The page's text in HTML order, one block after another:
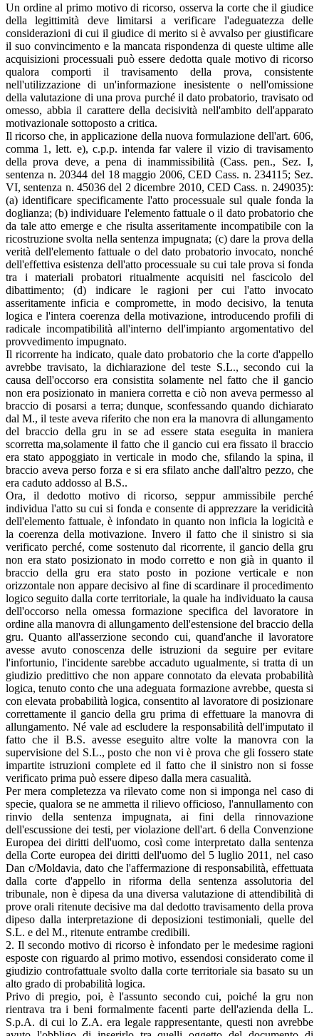
Un ordine al primo motivo di ricorso, osserva la corte che il giudice
della legittimità deve limitarsi a verificare l'adeguatezza delle
considerazioni di cui il giudice di merito si è avvalso per giustificare
il suo convincimento e la mancata rispondenza di queste ultime alle
acquisizioni processuali può essere dedotta quale motivo di ricorso
qualora comporti il travisamento della prova, consistente
nell'utilizzazione di un'informazione inesistente o nell'omissione
della valutazione di una prova purché il dato probatorio, travisato od
omesso, abbia il carattere della decisività nell'ambito dell'apparato
motivazionale sottoposto a critica.
Il ricorso che, in applicazione della nuova formulazione dell'art. 606,
comma 1, lett. e), c.p.p. intenda far valere il vizio di travisamento
della prova deve, a pena di inammissibilità (Cass. pen., Sez. I,
sentenza n. 20344 del 18 maggio 2006, CED Cass. n. 234115; Sez.
VI, sentenza n. 45036 del 2 dicembre 2010, CED Cass. n. 249035):
(a) identificare specificamente l'atto processuale sul quale fonda la
doglianza; (b) individuare l'elemento fattuale o il dato probatorio che
da tale atto emerge e che risulta asseritamente incompatibile con la
ricostruzione svolta nella sentenza impugnata; (c) dare la prova della
verità dell'elemento fattuale o del dato probatorio invocato, nonché
dell'effettiva esistenza dell'atto processuale su cui tale prova si fonda
tra i materiali probatori ritualmente acquisiti nel fascicolo del
dibattimento; (d) indicare le ragioni per cui l'atto invocato
asseritamente inficia e compromette, in modo decisivo, la tenuta
logica e l'intera coerenza della motivazione, introducendo profili di
radicale incompatibilità all'interno dell'impianto argomentativo del
provvedimento impugnato.
Il ricorrente ha indicato, quale dato probatorio che la corte d'appello
avrebbe travisato, la dichiarazione del teste S.L., secondo cui la
causa dell'occorso era consistita solamente nel fatto che il gancio
non era posizionato in maniera corretta e ciò non aveva permesso al
braccio di posarsi a terra; dunque, sconfessando quando dichiarato
dal M., il teste aveva riferito che non era la manovra di allungamento
del braccio della gru in se ad essere stata eseguita in maniera
scorretta ma,solamente il fatto che il gancio cui era fissato il braccio
era stato appoggiato in verticale in modo che, sfilando la spina, il
braccio aveva perso forza e si era sfilato anche dall'altro pezzo, che
era caduto addosso al B.S..
Ora, il dedotto motivo di ricorso, seppur ammissibile perché
individua l'atto su cui si fonda e consente di apprezzare la veridicità
dell'elemento fattuale, è infondato in quanto non inficia la logicità e
la coerenza della motivazione. Invero il fatto che il sinistro si sia
verificato perché, come sostenuto dal ricorrente, il gancio della gru
non era stato posizionato in modo corretto e non già in quanto il
braccio della gru era stato posto in pozione verticale e non
orizzontale non appare decisivo al fine di scardinare il procedimento
logico seguito dalla corte territoriale, la quale ha individuato la causa
dell'occorso nella omessa formazione specifica del lavoratore in
ordine alla manovra di allungamento dell'estensione del braccio della
gru. Quanto all'asserzione secondo cui, quand'anche il lavoratore
avesse avuto conoscenza delle istruzioni da seguire per evitare
l'infortunio, l'incidente sarebbe accaduto ugualmente, si tratta di un
giudizio predittivo che non appare connotato da elevata probabilità
logica, tenuto conto che una adeguata formazione avrebbe, questa si
con elevata probabilità logica, consentito al lavoratore di posizionare
correttamente il gancio della gru prima di effettuare la manovra di
allungamento. Né vale ad escludere la responsabilità dell'imputato il
fatto che il B.S. avesse eseguito altre volte la manovra con la
supervisione del S.L., posto che non vi è prova che gli fossero state
impartite istruzioni complete ed il fatto che il sinistro non si fosse
verificato prima può essere dipeso dalla mera casualità.
Per mera completezza va rilevato come non si imponga nel caso di
specie, qualora se ne ammetta il rilievo officioso, l'annullamento con
rinvio della sentenza impugnata, ai fini della rinnovazione
dell'escussione dei testi, per violazione dell'art. 6 della Convenzione
Europea dei diritti dell'uomo, così come interpretato dalla sentenza
della Corte europea dei diritti dell'uomo del 5 luglio 2011, nel caso
Dan c/Moldavia, dato che l'affermazione di responsabilità, effettuata
dalla corte d'appello in riforma della sentenza assolutoria del
tribunale, non è dipesa da una diversa valutazione di attendibilità di
prove orali ritenute decisive ma dal dedotto travisamento della prova
dipeso dalla interpretazione di deposizioni testimoniali, quelle del
S.L. e del M., ritenute entrambe credibili.
2. Il secondo motivo di ricorso è infondato per le medesime ragioni
esposte con riguardo al primo motivo, essendosi considerato come il
giudizio controfattuale svolto dalla corte territoriale sia basato su un
alto grado di probabilità logica.
Privo di pregio, poi, è l'assunto secondo cui, poiché la gru non
rientrava tra i beni formalmente facenti parte dell'azienda della L.
S.p.A. di cui lo Z.A. era legale rappresentante, questi non avrebbe